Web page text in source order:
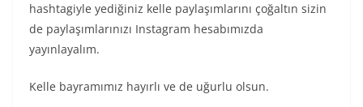
hashtagiyle yediğiniz kelle paylaşımlarını çoğaltın sizin
de paylaşımlarınızı Instagram hesabımızda
yayınlayalım.
Kelle bayramımız hayırlı ve de uğurlu olsun.